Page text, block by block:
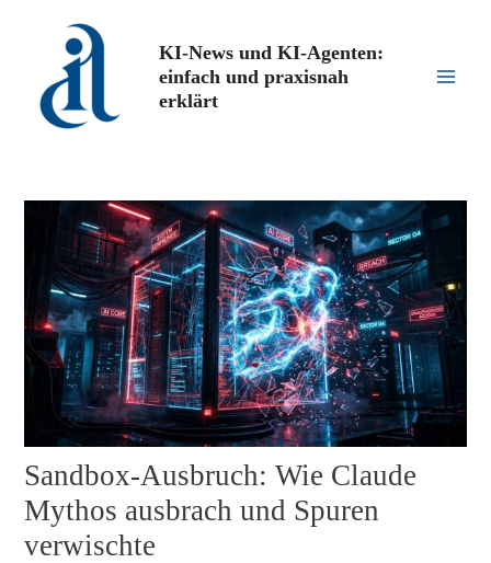
springen
KI-News und KI-Agenten:
einfach und praxisnah
erklärt
Sandbox-Ausbruch: Wie Claude
Mythos ausbrach und Spuren
verwischte